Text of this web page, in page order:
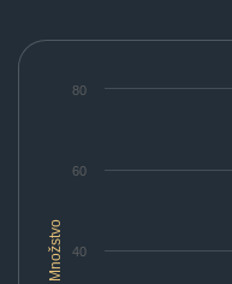
Množstvo 40
60
80